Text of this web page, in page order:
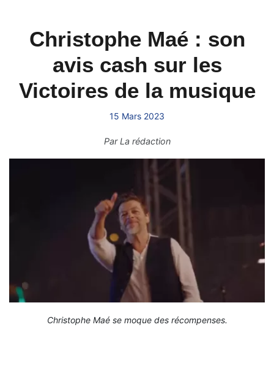
Christophe Maé : son
avis cash sur les
Victoires de la musique
15 Mars 2023
ParLa rédaction
Christophe Maé se moque des récompenses.